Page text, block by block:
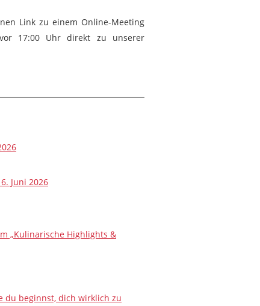
Link zu einem Online-Meeting
17:00 Uhr direkt zu unserer
Juni 2026
„Kulinarische Highlights &
du beginnst, dich wirklich zu